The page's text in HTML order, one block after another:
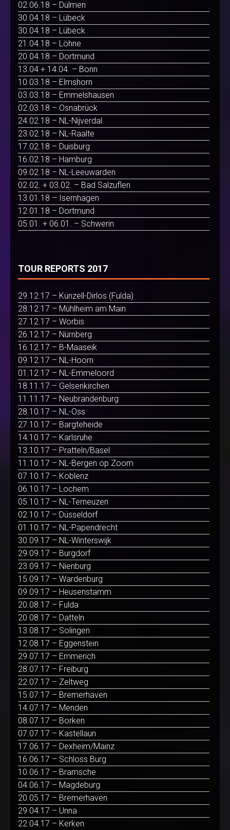
02.06.18 – Dülmen
30.04.18 – Lübeck
30.04.18 – Lübeck
21.04.18 – Löhne
20.04.18 – Dortmund
13.04 + 14.04. – Bonn
10.03.18 – Elmshorn
03.03.18 – Emmelshausen
02.03.18 – Osnabrück
24.02.18 – NL-Nijverdal
23.02.18 – NL-Raalte
17.02.18 – Duisburg
16.02.18 – Hamburg
09.02.18 – NL-Leeuwarden
02.02. + 03.02. – Bad Salzuflen
13.01.18 – Isernhagen
12.01.18 – Dortmund
05.01. + 06.01. – Schwerin
TOUR REPORTS 2017
29.12.17 – Künzell-Dirlos (Fulda)
28.12.17 – Mühlheim am Main
27.12.17 – Worbis
26.12.17 – Nürnberg
16.12.17 – B-Maaseik
09.12.17 – NL-Hoorn
01.12.17 – NL-Emmeloord
18.11.17 – Gelsenkirchen
11.11.17 – Neubrandenburg
28.10.17 – NL-Oss
27.10.17 – Bargteheide
14.10.17 – Karlsruhe
13.10.17 – Pratteln/Basel
11.10.17 – NL-Bergen op Zoom
07.10.17 – Koblenz
06.10.17 – Lochem
05.10.17 – NL-Terneuzen
02.10.17 – Düsseldorf
01.10.17 – NL-Papendrecht
30.09.17 – NL-Winterswijk
29.09.17 – Burgdorf
23.09.17 – Nienburg
15.09.17 – Wardenburg
09.09.17 – Heusenstamm
20.08.17 – Fulda
20.08.17 – Datteln
13.08.17 – Solingen
12.08.17 – Eggenstein
29.07.17 – Emmerich
28.07.17 – Freiburg
22.07.17 – Zeltweg
15.07.17 – Bremerhaven
14.07.17 – Menden
08.07.17 – Borken
07.07.17 – Kastellaun
17.06.17 – Dexheim/Mainz
16.06.17 – Schloss Burg
10.06.17 – Bramsche
04.06.17 – Magdeburg
20.05.17 – Bremerhaven
29.04.17 – Unna
22.04.17 – Kerken